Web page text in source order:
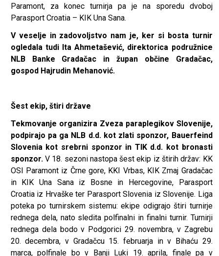
Paramont, za konec turnirja pa je na sporedu dvoboj
Parasport Croatia – KIK Una Sana.
V veselje in zadovoljstvo nam je, ker si bosta turnir
ogledala tudi Ita Ahmetašević, direktorica podružnice
NLB Banke Gradačac in župan občine Gradačac,
gospod Hajrudin Mehanović.
Šest ekip, štiri države
Tekmovanje organizira Zveza paraplegikov Slovenije,
podpirajo pa ga NLB d.d. kot zlati sponzor, Bauerfeind
Slovenia kot srebrni sponzor in TIK d.d. kot bronasti
sponzor.V 18. sezoni nastopa šest ekip iz štirih držav: KK
OSI Paramont iz Črne gore, KKI Vrbas, KIK Zmaj Gradačac
in KIK Una Sana iz Bosne in Hercegovine, Parasport
Croatia iz Hrvaške ter Parasport Slovenia iz Slovenije. Liga
poteka po turnirskem sistemu: ekipe odigrajo štiri turnirje
rednega dela, nato sledita polfinalni in finalni turnir. Turnirji
rednega dela bodo v Podgorici 29. novembra, v Zagrebu
20. decembra, v Gradačcu 15. februarja in v Bihaću 29.
marca, polfinale bo v Banji Luki 19. aprila, finale pa v